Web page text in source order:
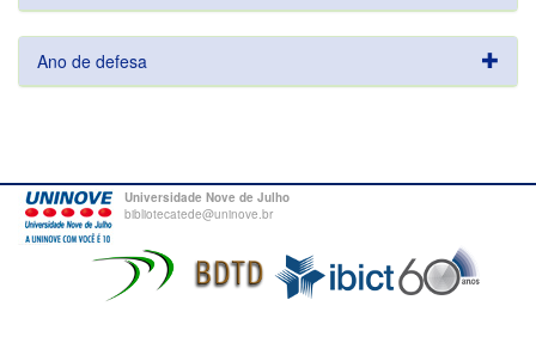
Ano de defesa
Universidade Nove de Julho
bibliotecatede@uninove.br